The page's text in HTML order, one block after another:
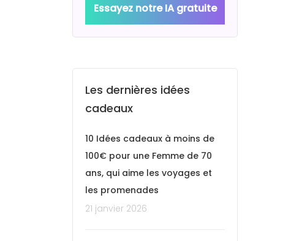
Essayez notre IA gratuite
Les dernières idées
cadeaux
10 Idées cadeaux à moins de
100€ pour une Femme de 70
ans, qui aime les voyages et
les promenades
21 janvier 2026